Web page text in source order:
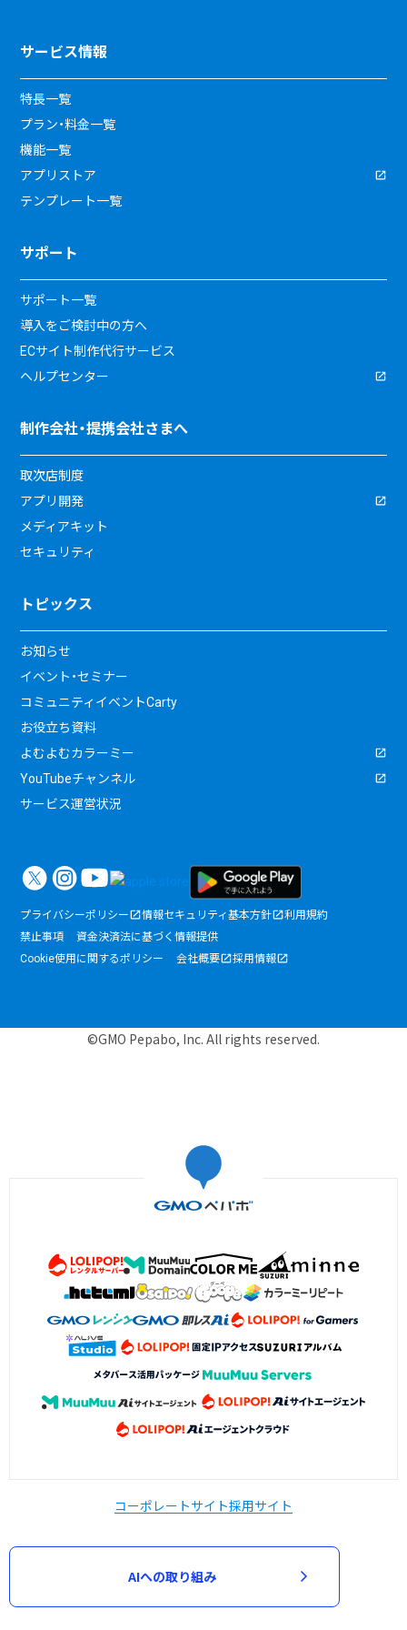
サービス情報
特長一覧
プラン・料金一覧
機能一覧
アプリストア
テンプレート一覧
サポート
サポート一覧
導入をご検討中の方へ
ECサイト制作代行サービス
ヘルプセンター
制作会社・提携会社さまへ
取次店制度
アプリ開発
メディアキット
セキュリティ
トピックス
お知らせ
イベント・セミナー
コミュニティイベントCarty
お役立ち資料
よむよむカラーミー
YouTubeチャンネル
サービス運営状況
プライバシーポリシー 情報セキュリティ基本方針
利用規約
禁止事項
資金決済法に基づく情報提供
Cookie使用に関するポリシー
会社概要 採用情報
©GMO Pepabo, Inc. All rights reserved.
コーポレートサイト採用サイト
AIへの取り組み